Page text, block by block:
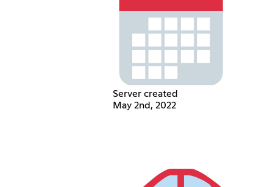
Server created
May 2nd, 2022